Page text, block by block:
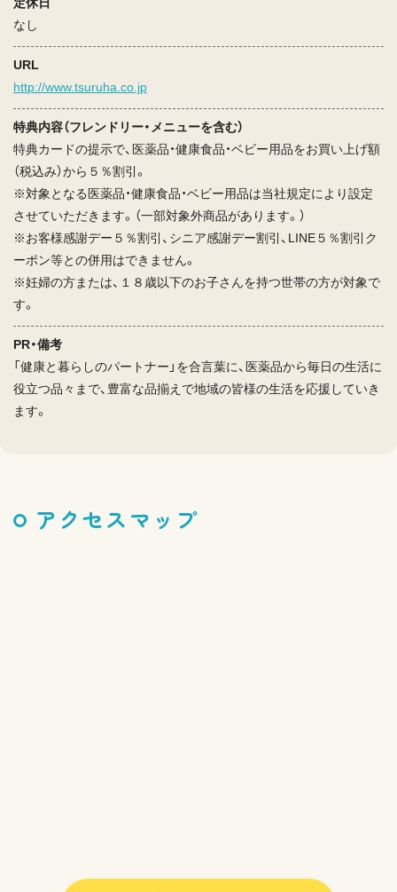
定休日
なし
URL
http://www.tsuruha.co.jp
特典内容（フレンドリー・メニューを含む）
特典カードの提示で、医薬品・健康食品・ベビー用品をお買い上げ額
（税込み）から５％割引。
※対象となる医薬品・健康食品・ベビー用品は当社規定により設定
させていただきます。（一部対象外商品があります。）
※お客様感謝デー５％割引、シニア感謝デー割引、LINE５％割引ク
ーポン等との併用はできません。
※妊婦の方または、１８歳以下のお子さんを持つ世帯の方が対象で
す。
PR・備考
「健康と暮らしのパートナー」を合言葉に、医薬品から毎日の生活に
役立つ品々まで、豊富な品揃えで地域の皆様の生活を応援していき
ます。
アクセスマップ